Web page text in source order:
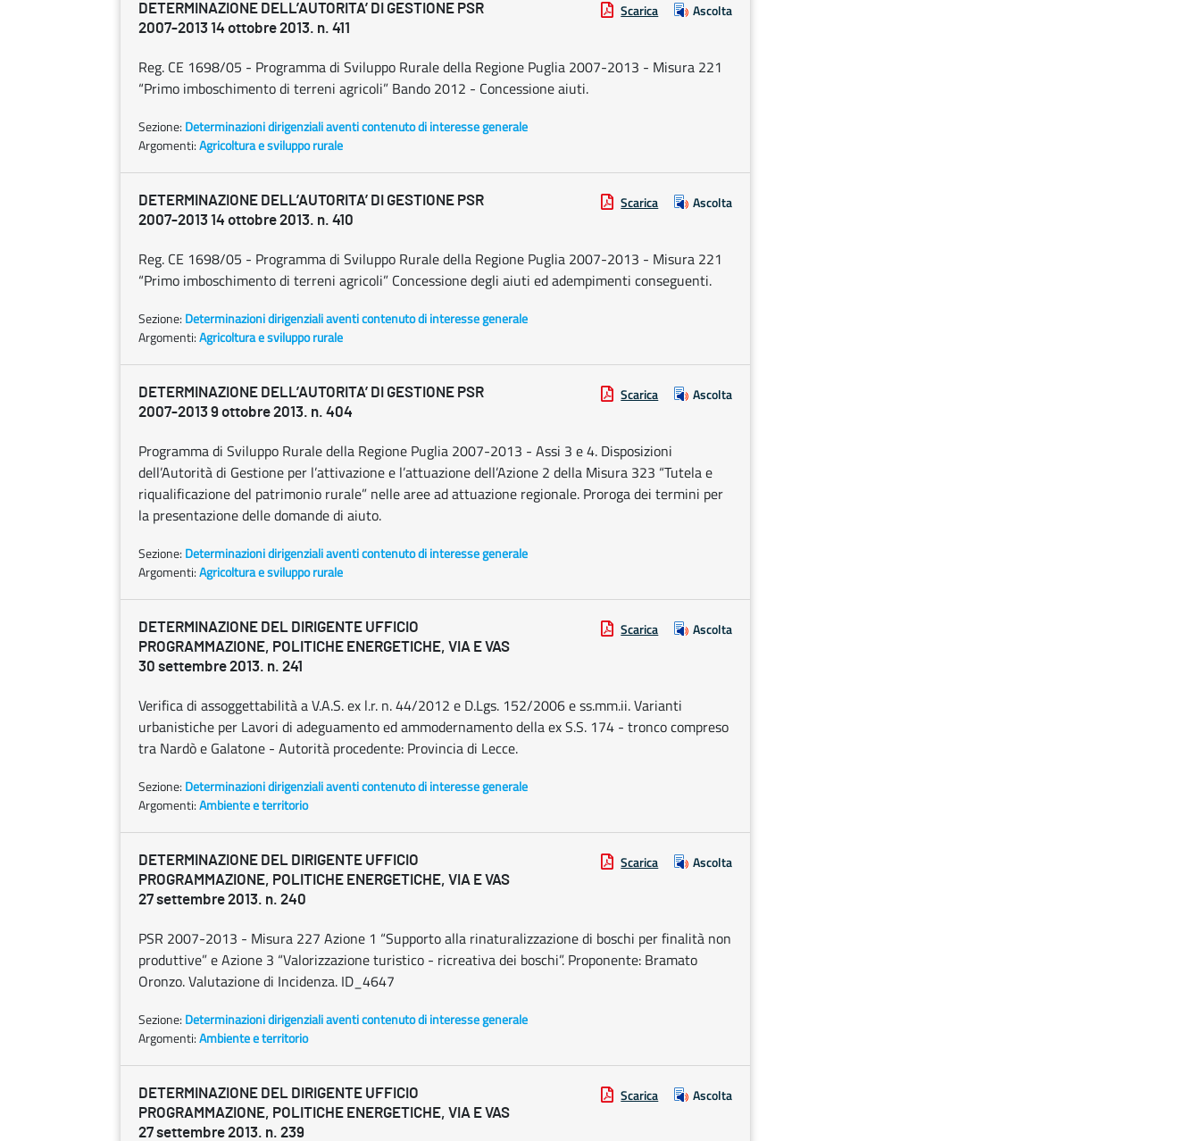
DETERMINAZIONE DELL’AUTORITA’ DI GESTIONE PSR
2007-2013 14 ottobre 2013. n. 411
Scarica Ascolta
Reg. CE 1698/05 - Programma di Sviluppo Rurale della Regione Puglia 2007-2013 - Misura 221
“Primo imboschimento di terreni agricoli” Bando 2012 - Concessione aiuti.
Sezione: Determinazioni dirigenziali aventi contenuto di interesse generale
Argomenti:Agricoltura e sviluppo rurale
DETERMINAZIONE DELL’AUTORITA’ DI GESTIONE PSR
2007-2013 14 ottobre 2013. n. 410
Scarica Ascolta
Reg. CE 1698/05 - Programma di Sviluppo Rurale della Regione Puglia 2007-2013 - Misura 221
“Primo imboschimento di terreni agricoli” Concessione degli aiuti ed adempimenti conseguenti.
Sezione: Determinazioni dirigenziali aventi contenuto di interesse generale
Argomenti:Agricoltura e sviluppo rurale
DETERMINAZIONE DELL’AUTORITA’ DI GESTIONE PSR
2007-2013 9 ottobre 2013. n. 404
Scarica Ascolta
Programma di Sviluppo Rurale della Regione Puglia 2007-2013 - Assi 3 e 4. Disposizioni
dell’Autorità di Gestione per l’attivazione e l’attuazione dell’Azione 2 della Misura 323 “Tutela e
riqualificazione del patrimonio rurale” nelle aree ad attuazione regionale. Proroga dei termini per
la presentazione delle domande di aiuto.
Sezione: Determinazioni dirigenziali aventi contenuto di interesse generale
Argomenti:Agricoltura e sviluppo rurale
DETERMINAZIONE DEL DIRIGENTE UFFICIO
PROGRAMMAZIONE, POLITICHE ENERGETICHE, VIA E VAS
30 settembre 2013. n. 241
Scarica Ascolta
Verifica di assoggettabilità a V.A.S. ex l.r. n. 44/2012 e D.Lgs. 152/2006 e ss.mm.ii. Varianti
urbanistiche per Lavori di adeguamento ed ammodernamento della ex S.S. 174 - tronco compreso
tra Nardò e Galatone - Autorità procedente: Provincia di Lecce.
Sezione: Determinazioni dirigenziali aventi contenuto di interesse generale
Argomenti:Ambiente e territorio
DETERMINAZIONE DEL DIRIGENTE UFFICIO
PROGRAMMAZIONE, POLITICHE ENERGETICHE, VIA E VAS
27 settembre 2013. n. 240
Scarica Ascolta
PSR 2007-2013 - Misura 227 Azione 1 “Supporto alla rinaturalizzazione di boschi per finalità non
produttive” e Azione 3 “Valorizzazione turistico - ricreativa dei boschi”. Proponente: Bramato
Oronzo. Valutazione di Incidenza. ID_4647
Sezione: Determinazioni dirigenziali aventi contenuto di interesse generale
Argomenti:Ambiente e territorio
DETERMINAZIONE DEL DIRIGENTE UFFICIO
PROGRAMMAZIONE, POLITICHE ENERGETICHE, VIA E VAS
27 settembre 2013. n. 239
Scarica Ascolta